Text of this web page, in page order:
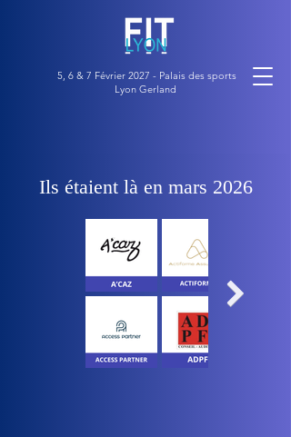
5, 6 & 7 Février 2027 - Palais des sports
Lyon Gerland
Ils étaient là en mars 2026